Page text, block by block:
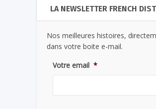
LA NEWSLETTER FRENCH
Nos meilleures histoires,
dans votre boite e-mail.
Votre email *